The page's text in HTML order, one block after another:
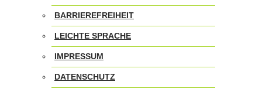
BARRIEREFREIHEIT
LEICHTE SPRACHE
IMPRESSUM
DATENSCHUTZ